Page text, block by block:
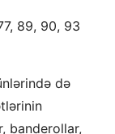
89, 90, 93
də
banderollar,